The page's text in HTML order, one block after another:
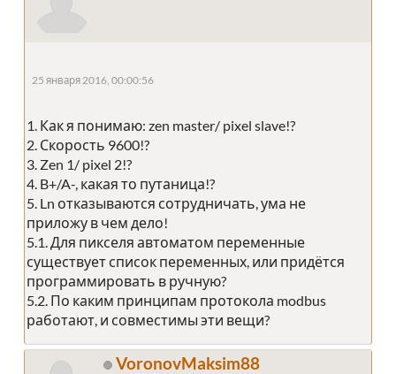
25 января 2016, 00:00:56
1. Как я понимаю: zen master/ pixel slave!?
2. Скорость 9600!?
3. Zen 1/ pixel 2!?
4. B+/A-, какая то путаница!?
5. Ln отказываются сотрудничать, ума не
приложу в чем дело!
5.1. Для пикселя автоматом переменные
существует список переменных, или придётся
программировать в ручную?
5.2. По каким принципам протокола modbus
работают, и совместимы эти вещи?
VoronovMaksim88